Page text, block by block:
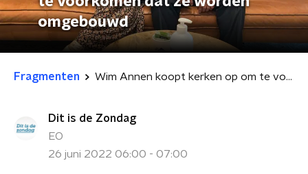
omgebouwd
Fragmenten Wim Annen koopt kerken op om te voorkomen dat ze worden omgebouwd
Dit is de Zondag
EO
26 juni 2022 06:00 - 07:00